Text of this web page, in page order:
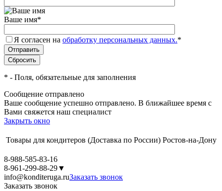
Ваше имя*
Я согласен на обработку персональных данных.*
* - Поля, обязательные для заполнения
Сообщение отправлено
Ваше сообщение успешно отправлено. В ближайшее время с
Вами свяжется наш специалист
Закрыть окно
Товары для кондитеров (Доставка по России) Ростов-на-Дону
8-988-585-83-16
8-961-299-88-29▼
info@konditeruga.ruЗаказать звонок
Заказать звонок